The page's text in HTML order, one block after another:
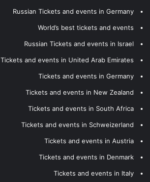
Russian Tickets and events in Germany
World’s best tickets and events
Russian Tickets and events in Israel
Tickets and events in United Arab Emirates
Tickets and events in Germany
Tickets and events in New Zealand
Tickets and events in South Africa
Tickets and events in Schweizerland
Tickets and events in Austria
Tickets and events in Denmark
Tickets and events in Italy